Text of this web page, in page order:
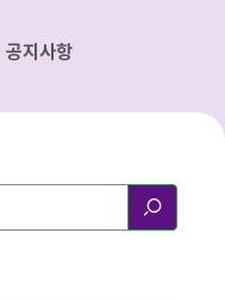
공지사항